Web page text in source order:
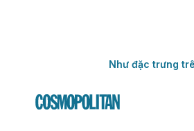
Như đặc trưng